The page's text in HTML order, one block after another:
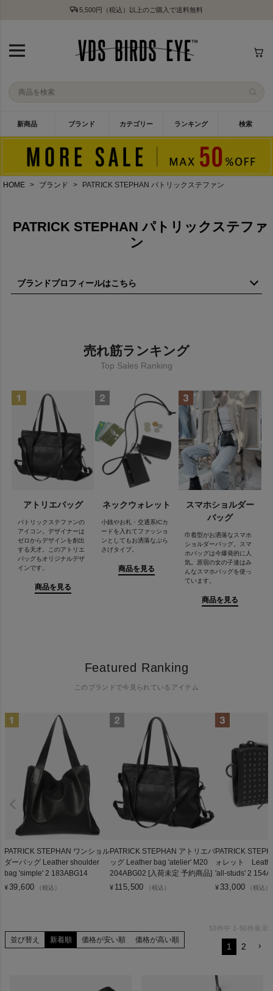
5,500円（税込）以上のご購入で送料無料
新商品 ブランド カテゴリー ランキング 検索
HOME ブランド PATRICK STEPHAN パトリックステファン
PATRICK STEPHAN パトリックステファ
ン
ブランドプロフィールはこちら
パール氏、ティエリー・ミュグレー、ジョン・ガリアーノ、他
様々な熟練者から技術を習得。
参加。
パリで行われた日本の伝統工芸のエキシビジョンを訪れた際、日
本に恋をし渡日を決意。
2000年より日本に身を置く。
芸術的な美の可能性を東洋と西洋の融合、フェミニンとマスキュ
リンの融合によって追及している。
PATRICK STEPHANといえばレザーと言えるくらい、質とデザイ
ン性の高い革製品を製作しているブランドです。
代表アイテムであるアトリエバッグも、斬新なデザインや美しい
シルエットと共に実用性・機能性がしっかり考えられており今で
は世界で評価されるまでのブランドとなっています。
「弱さと共存する強さ」というコンセプトを当初から現在に至る
まで掲げており、商品の持つ二面性を表現することを一貫して追
求しています。
売れ筋ランキング
Top Sales Ranking
アトリエバッグ
パトリックステファンの
アイコン。デザイナーは
ゼロからデザインを創出
する天才。このアトリエ
バッグもオリジナルデザ
インです。
商品を見る
ネックウォレット
小銭やお札・交通系ICカ
ードを入れてファッショ
ンとしてもお洒落なぶら
さげタイプ。
商品を見る
スマホショルダー
バッグ
巾着型がお洒落なスマホ
ショルダーバッグ。スマ
ホバッグは今爆発的に人
気。原宿の女の子達はみ
んなスマホバッグを使っ
ています。
商品を見る
Featured Ranking
このブランドで今見られているアイテム
PATRICK STEPHAN ワンショル
ダーバッグ Leather shoulder
bag 'simple' 2 183ABG14
¥ 39,600 （税込）
PATRICK STEPHAN アトリエバ
ッグ Leather bag 'atelier' M20
204ABG02 [入荷未定 予約商品]
¥ 115,500 （税込）
PATRICK
ォレット
'all-studs' 2
¥ 33,000 （税込）
並び替え 新着順 価格が安い順 価格が高い順
53 件中 1- 50件表示
1 2